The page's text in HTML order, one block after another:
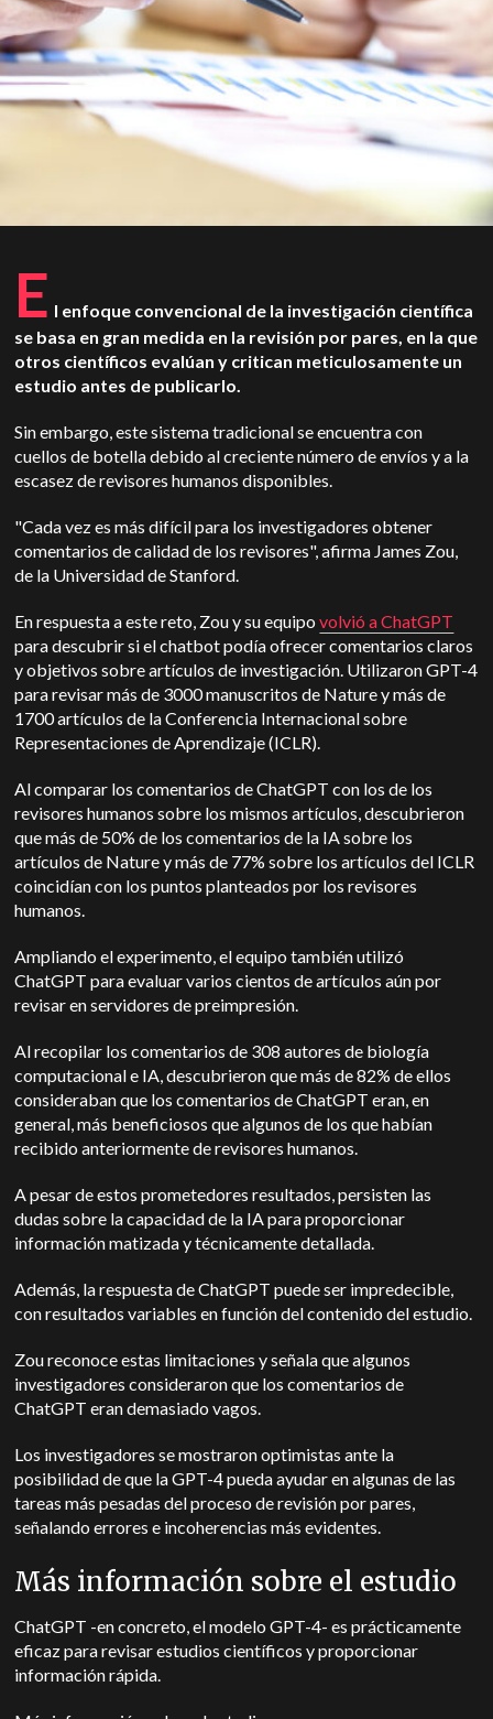
E l enfoque convencional de la investigación científica
se basa en gran medida en la revisión por pares, en la que
otros científicos evalúan y critican meticulosamente un
estudio antes de publicarlo.
Sin embargo, este sistema tradicional se encuentra con
cuellos de botella debido al creciente número de envíos y a la
escasez de revisores humanos disponibles.
"Cada vez es más difícil para los investigadores obtener
comentarios de calidad de los revisores", afirma James Zou,
de la Universidad de Stanford.
En respuesta a este reto, Zou y su equipovolvió a ChatGPT
para descubrir si el chatbot podía ofrecer comentarios claros
y objetivos sobre artículos de investigación. Utilizaron GPT-4
para revisar más de 3000 manuscritos de Nature y más de
1700 artículos de la Conferencia Internacional sobre
Representaciones de Aprendizaje (ICLR).
Al comparar los comentarios de ChatGPT con los de los
revisores humanos sobre los mismos artículos, descubrieron
que más de 50% de los comentarios de la IA sobre los
artículos de Nature y más de 77% sobre los artículos del ICLR
coincidían con los puntos planteados por los revisores
humanos.
Ampliando el experimento, el equipo también utilizó
ChatGPT para evaluar varios cientos de artículos aún por
revisar en servidores de preimpresión.
Al recopilar los comentarios de 308 autores de biología
computacional e IA, descubrieron que más de 82% de ellos
consideraban que los comentarios de ChatGPT eran, en
general, más beneficiosos que algunos de los que habían
recibido anteriormente de revisores humanos.
A pesar de estos prometedores resultados, persisten las
dudas sobre la capacidad de la IA para proporcionar
información matizada y técnicamente detallada.
Además, la respuesta de ChatGPT puede ser impredecible,
con resultados variables en función del contenido del estudio.
Zou reconoce estas limitaciones y señala que algunos
investigadores consideraron que los comentarios de
ChatGPT eran demasiado vagos.
Los investigadores se mostraron optimistas ante la
posibilidad de que la GPT-4 pueda ayudar en algunas de las
tareas más pesadas del proceso de revisión por pares,
señalando errores e incoherencias más evidentes.
Más información sobre el estudio
ChatGPT -en concreto, el modelo GPT-4- es prácticamente
eficaz para revisar estudios científicos y proporcionar
información rápida.